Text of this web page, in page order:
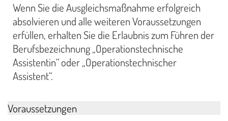
Wenn Sie die Ausgleichsmaßnahme erfolgreich
absolvieren und alle weiteren Voraussetzungen
erfüllen, erhalten Sie die Erlaubnis zum Führen der
Berufsbezeichnung „Operationstechnische
Assistentin“ oder „Operationstechnischer
Assistent“.
Voraussetzungen